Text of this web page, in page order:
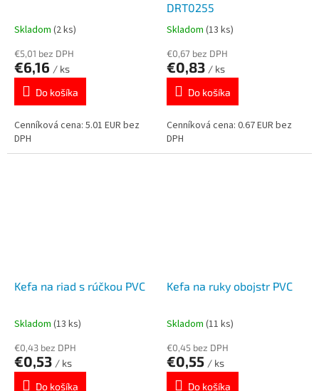
Skladom (2 ks)
€5,01 bez DPH
€6,16 / ks
Do košíka
Cenníková cena: 5.01 EUR bez
DPH
DRT0255
Skladom (13 ks)
€0,67 bez DPH
€0,83 / ks
Do košíka
Cenníková cena: 0.67 EUR bez
DPH
Kefa na riad s rúčkou PVC
Skladom (13 ks)
€0,43 bez DPH
€0,53 / ks
Do košíka
Kefa na ruky obojstr PVC
Skladom (11 ks)
€0,45 bez DPH
€0,55 / ks
Do košíka